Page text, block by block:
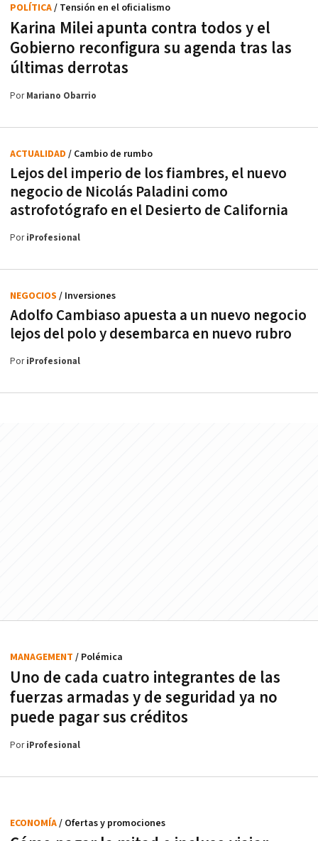
Karina Milei apunta contra todos y el
Gobierno reconfigura su agenda tras las
últimas derrotas
POLÍTICA/ Tensión en el oficialismo
PorMariano Obarrio
Lejos del imperio de los fiambres, el nuevo
negocio de Nicolás Paladini como
astrofotógrafo en el Desierto de California
ACTUALIDAD / Cambio de rumbo
PoriProfesional
Adolfo Cambiaso apuesta a un nuevo negocio
lejos del polo y desembarca en nuevo rubro
NEGOCIOS / Inversiones
PoriProfesional
Uno de cada cuatro integrantes de las
fuerzas armadas y de seguridad ya no
puede pagar sus créditos
MANAGEMENT / Polémica
PoriProfesional
ECONOMÍA/ Ofertas y promociones